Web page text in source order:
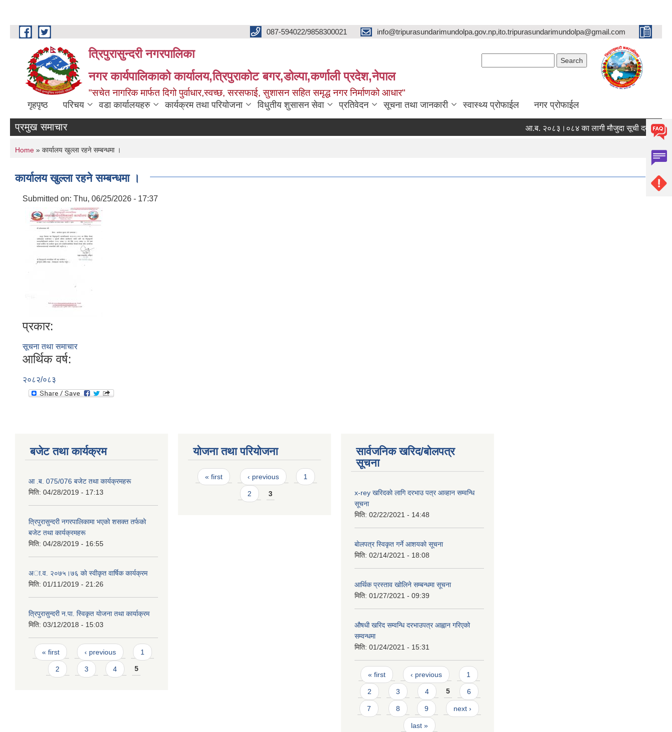
Skip to main content 087-594022/9858300021 info@tripurasundarimundolpa.gov.np,ito.tripurasundarimundolpa@gmail.com
त्रिपुरासुन्दरी नगरपालिका
नगर कार्यपालिकाको कार्यालय,त्रिपुराकोट बगर,डोल्पा,कर्णाली प्रदेश,नेपाल
"सचेत नागरिक मार्फत दिगो पुर्वाधार,स्वच्छ, सरसफाई, सुशासन सहित समृद्ध नगर निर्माणको आधार"
गृहपृष्ठ परिचय वडा कार्यालयहरु कार्यक्रम तथा परियोजना विधुतीय शुसासन सेवा प्रतिवेदन सूचना तथा जानकारी स्वास्थ्य प्रोफाईल नगर प्रोफाईल
प्रमुख समाचार आ.ब. २०८३।०८४ का लागी मौजुदा सूची दर्ता गर्ने सम्बन्धी
You are here
Home » कार्यालय खुल्ला रहने सम्बन्धमा ।
कार्यालय खुल्ला रहने सम्बन्धमा ।
Submitted on: Thu, 06/25/2026 - 17:37
प्रकार:
सूचना तथा समाचार
आर्थिक वर्ष:
२०८२/०८३
बजेट तथा कार्यक्रम
आ .ब. 075/076 बजेट तथा कार्यक्रमहरू
मिति: 04/28/2019 - 17:13
त्रिपुरासुन्दरी नगरपालिकामा भएकाे शसक्त तर्फकाे
बजेट तथा कार्यक्रमहरू
मिति: 04/28/2019 - 16:55
अा.व. २०७५।७६ काे स्वीकृत वार्षिक कार्यक्रम
मिति: 01/11/2019 - 21:26
त्रिपुरासुन्दरी न.पा. स्विकृत याेजना तथा कार्याक्रम
मिति: 03/12/2018 - 15:03
Pages
« first ‹ previous 1
2 3 4 5
योजना तथा परियोजना
Pages
« first ‹ previous 1
2 3
सार्वजनिक खरिद/बोलपत्र
सूचना
x-rey खरिदकाे लागि दरभाउ पत्र आव्हान सम्वन्धि
सूचना
मिति: 02/22/2021 - 14:48
बाेलपत्र स्विकृत गर्ने आशयकाे सूचना
मिति: 02/14/2021 - 18:08
आर्थिक प्रस्ताव खोलिने सम्बन्धमा सूचना
मिति: 01/27/2021 - 09:39
औषधी खरिद सम्वन्धि दरभाउपत्र आह्वान गरिएको
सम्वन्धमा
मिति: 01/24/2021 - 15:31
Pages
« first ‹ previous 1
2 3 4 5 6
7 8 9 next ›
last »